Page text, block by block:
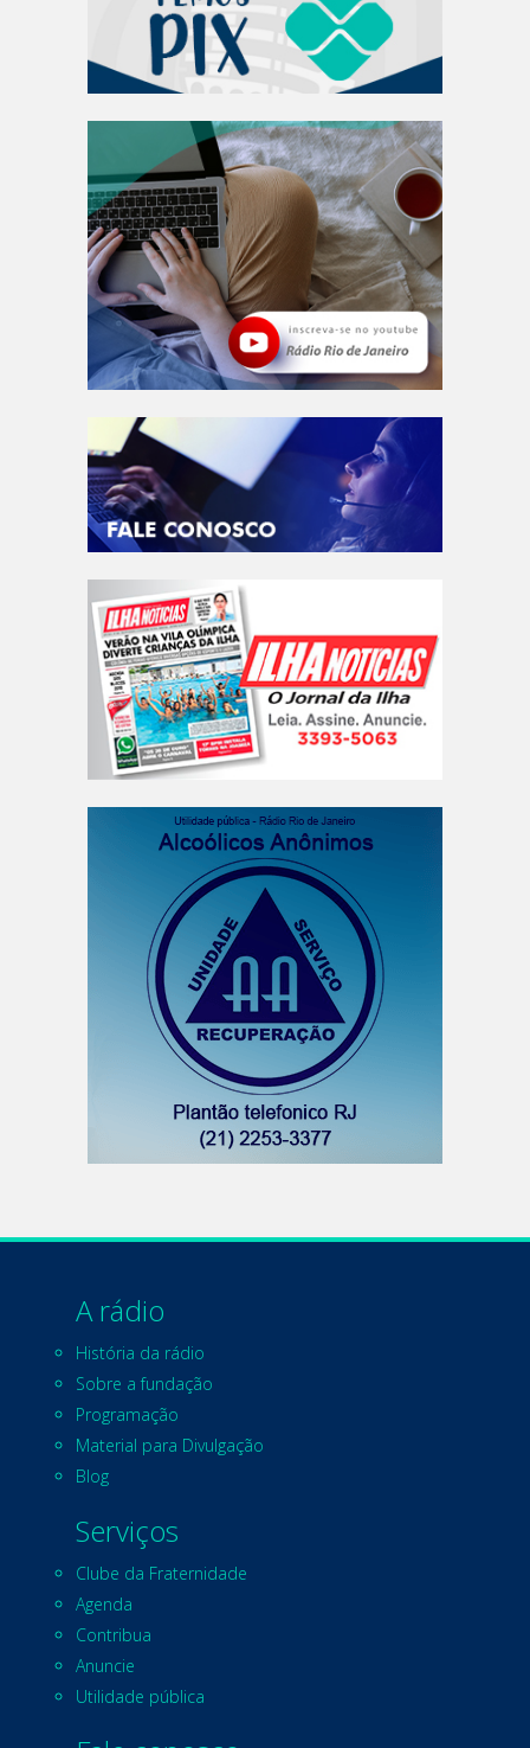
A rádio
História da rádio
Sobre a fundação
Programação
Material para Divulgação
Blog
Serviços
Clube da Fraternidade
Agenda
Contribua
Anuncie
Utilidade pública